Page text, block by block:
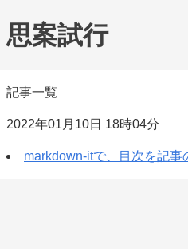
思案試行
記事一覧
2022年01月10日 18時04分
markdown-itで、目次を記事